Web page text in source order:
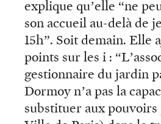
explique qu’elle “ne
son accueil au-delà de
15h”. Soit demain. Elle
points sur les i :
gestionnaire du jardin
Dormoy n’a pas la
substituer aux